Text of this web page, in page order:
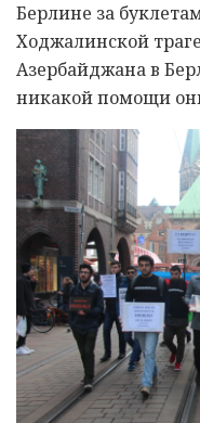
Берлине за
Ходжалинской
Азербайджана в
никакой помощи